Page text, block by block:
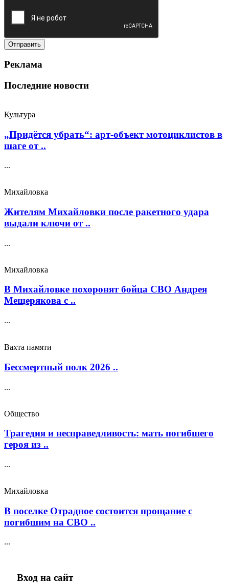
Реклама
Последние новости
Культура
„Придётся убрать“: арт‑объект мотоциклистов в
шаге от ..
...
Михайловка
Жителям Михайловки после ракетного удара
выдали ключи от ..
...
Михайловка
В Михайловке похоронят бойца СВО Андрея
Мещерякова с ..
...
Вахта памяти
Бессмертный полк 2026 ..
...
Общество
Трагедия и несправедливость: мать погибшего
героя из ..
...
Михайловка
В поселке Отрадное состоится прощание с
погибшим на СВО ..
...
Вход на сайт